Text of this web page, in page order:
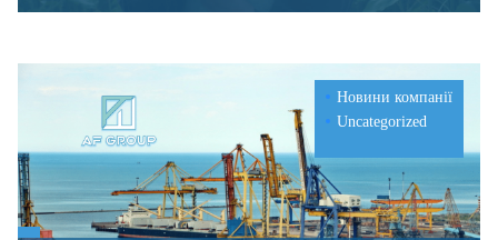
Новини компанії
Uncategorized